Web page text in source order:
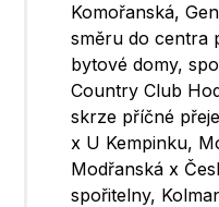
Komořanská,
směru do centra
bytové domy,
Country Club
skrze příčné
x U Kempinku,
Modřanská x
spořitelny,